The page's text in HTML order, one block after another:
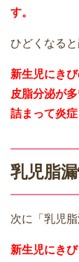
す。
ひどくなると
新生児にきび
皮脂分泌が
詰まって炎
乳児脂
次に「乳児脂
新生児にき